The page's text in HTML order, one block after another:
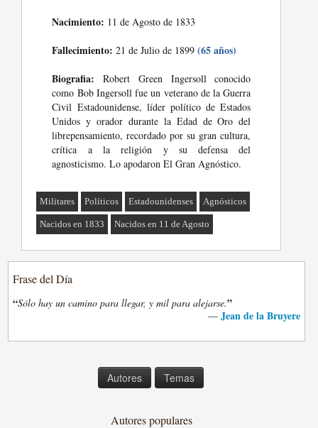
Nacimiento: 11 de Agosto de 1833
Fallecimiento: 21 de Julio de 1899(65 años)
Biografia: Robert Green Ingersoll conocido
como Bob Ingersoll fue un veterano de la Guerra
Civil Estadounidense, líder político de Estados
Unidos y orador durante la Edad de Oro del
librepensamiento, recordado por su gran cultura,
crítica a la religión y su defensa del
agnosticismo. Lo apodaron El Gran Agnóstico.
Militares Políticos Estadounidenses Agnósticos
Nacidos en 1833 Nacidos en 11 de Agosto
Frase del Día
“Sólo hay un camino para llegar, y mil para alejarse.”
— Jean de la Bruyere
Autores Temas
Autores populares